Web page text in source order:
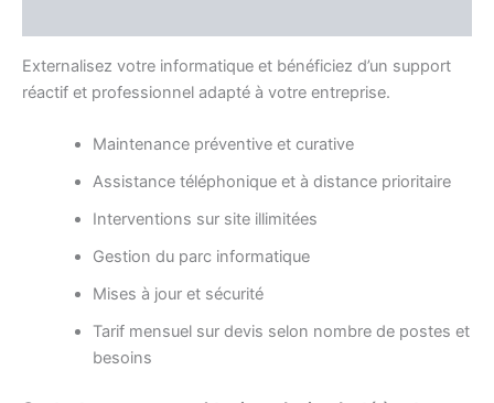
Externalisez votre informatique et bénéficiez d’un support
réactif et professionnel adapté à votre entreprise.
Maintenance préventive et curative
Assistance téléphonique et à distance prioritaire
Interventions sur site illimitées
Gestion du parc informatique
Mises à jour et sécurité
Tarif mensuel sur devis selon nombre de postes et
besoins